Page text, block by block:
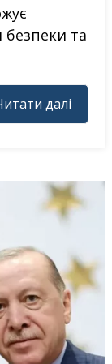
безпеки та
далі